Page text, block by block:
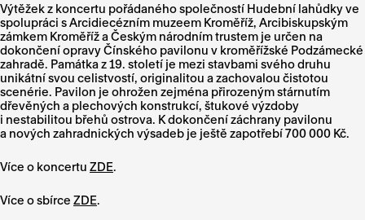
Výtěžek z koncertu pořádaného společností Hudební lahůdky ve
spolupráci s Arcidiecézním muzeem Kroměříž, Arcibiskupským
zámkem Kroměříž a Českým národním trustem je určen na
dokončení opravy Čínského pavilonu v kroměřížské Podzámecké
zahradě. Památka z 19. století je mezi stavbami svého druhu
unikátní svou celistvostí, originalitou a zachovalou čistotou
scenérie. Pavilon je ohrožen zejména přirozeným stárnutím
dřevěných a plechových konstrukcí, štukové výzdoby
i nestabilitou břehů ostrova. K dokončení záchrany pavilonu
a nových zahradnických výsadeb je ještě zapotřebí 700 000 Kč.
Více o koncertu ZDE.
Více o sbírce ZDE.